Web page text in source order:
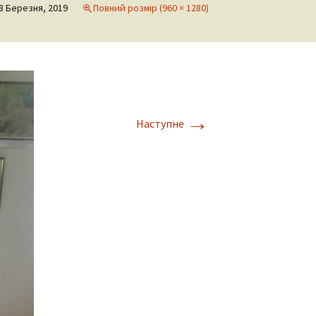
Березня, 2019 Повний розмір (960 × 1280)
Наступне →